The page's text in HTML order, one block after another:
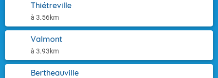
Thiétreville
à 3.56km
Valmont
à 3.93km
Bertheauville